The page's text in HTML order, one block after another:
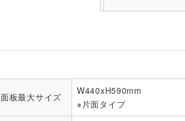
面板最大サイズ
W440xH590mm
※片面タイプ